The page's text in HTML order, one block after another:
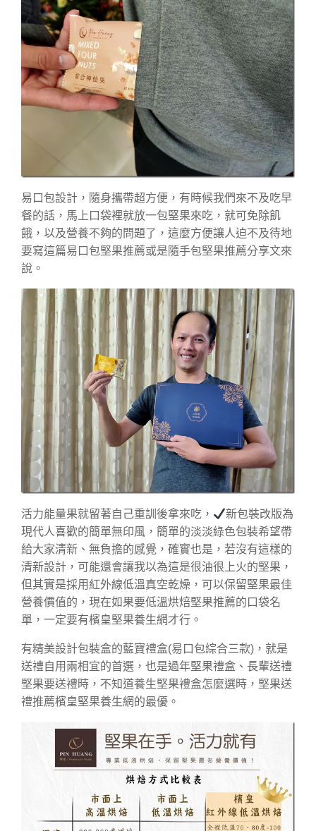
易口包設計，隨身攜帶超方便，有時候我們來不及吃早
餐的話，馬上口袋裡就放一包堅果來吃，就可免除飢
餓，以及營養不夠的問題了，這麼方便讓人迫不及待地
要寫這篇易口包堅果推薦或是隨手包堅果推薦分享文來
說。
活力能量果就留著自己重訓後拿來吃，
新包裝改版為
現代人喜歡的簡單無印風，簡單的淡淡綠色包裝希望帶
給大家清新、無負擔的感覺，確實也是，若沒有這樣的
清新設計，可能還會讓我以為這是很油很上火的堅果，
但其實是採用紅外線低溫真空乾燥，可以保留堅果最佳
營養價值的，現在如果要低溫烘焙堅果推薦的口袋名
單，一定要有檳皇堅果養生網才行。
有精美設計包裝盒的藍寶禮盒(易口包綜合三款)，就是
送禮自用兩相宜的首選，也是過年堅果禮盒、長輩送禮
堅果要送禮時，不知道養生堅果禮盒怎麼選時，堅果送
禮推薦檳皇堅果養生網的最優。